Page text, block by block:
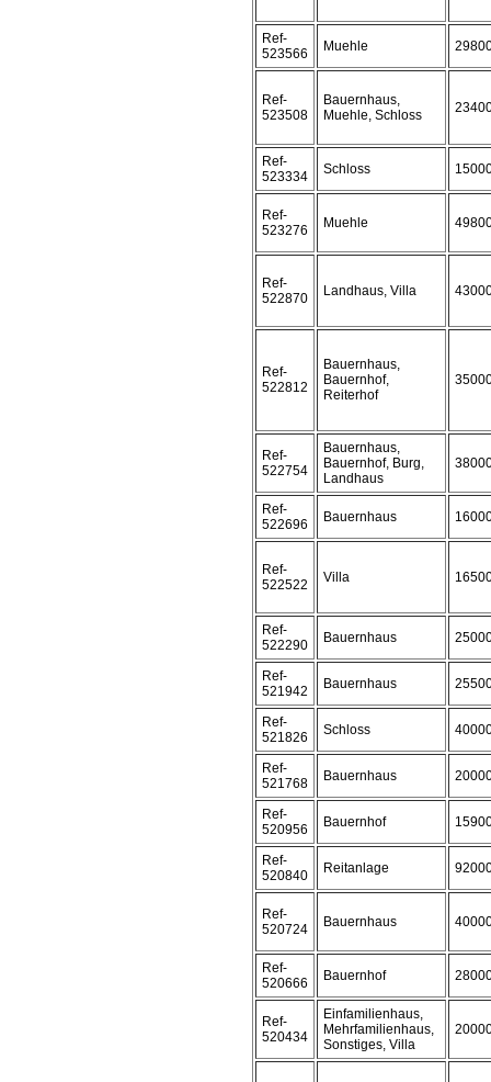
Ref-
523566
Muehle
Ref-
523508
Bauernhaus,
Muehle, Schloss
Ref-
523334
Schloss
Ref-
523276
Muehle
Ref-
522870
Landhaus, Villa
Ref-
522812
Bauernhaus,
Bauernhof,
Reiterhof
Ref-
522754
Bauernhaus,
Bauernhof, Burg,
Landhaus
Ref-
522696
Bauernhaus
Ref-
522522
Villa
Ref-
522290
Bauernhaus
Ref-
521942
Bauernhaus
Ref-
521826
Schloss
Ref-
521768
Bauernhaus
Ref-
520956
Bauernhof
Ref-
520840
Reitanlage
Ref-
520724
Bauernhaus
Ref-
520666
Bauernhof
Ref-
520434
Einfamilienhaus,
Mehrfamilienhaus,
Sonstiges, Villa